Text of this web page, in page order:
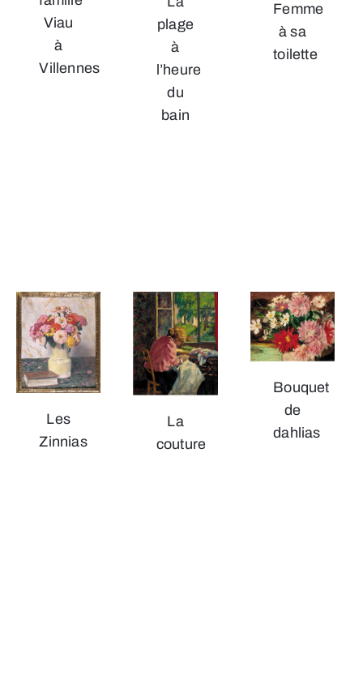
Viau
à
Villennes
plage
à
l’heure
du
bain
Femme
à sa
toilette
Les
Zinnias
La
couture
Bouquet
de
dahlias